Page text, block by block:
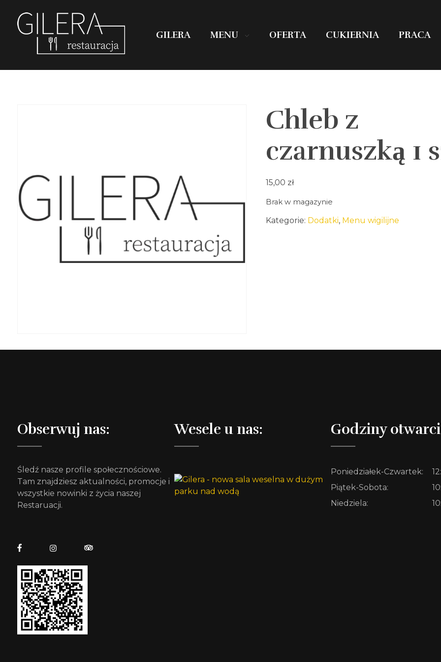
GILERA MENU OFERTA CUKIERNIA PRACA
Chleb z
czarnuszką 1
15,00 zł
Brak w magazynie
Kategorie: Dodatki, Menu wigilijne
Obserwuj nas:
Śledź nasze profile społecznościowe.
Tam znajdziesz aktualności, promocje i
wszystkie nowinki z życia naszej
Restaruacji.
Wesele u nas: Godziny
Poniedziałek-Czwartek:
Piątek-Sobota:
Niedziela: